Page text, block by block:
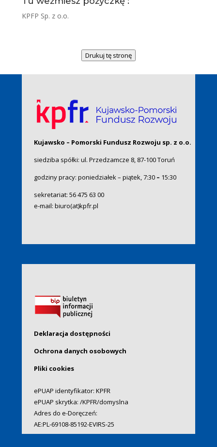
KPFP Sp. z o.o.
Drukuj tę stronę
Kujawsko – Pomorski Fundusz Rozwoju sp. z o.o.
siedziba spółki: ul. Przedzamcze 8, 87-100 Toruń
godziny pracy: poniedziałek – piątek, 7:30– 15:30
sekretariat: 56 475 63 00
e-mail: biuro(at)kpfr.pl
Deklaracja dostępności
Ochrona danych osobowych
Pliki cookies
ePUAP identyfikator: KPFR
ePUAP skrytka: /KPFR/domyslna
Adres do e-Doręczeń:
AE:PL-69108-85192-EVIRS-25